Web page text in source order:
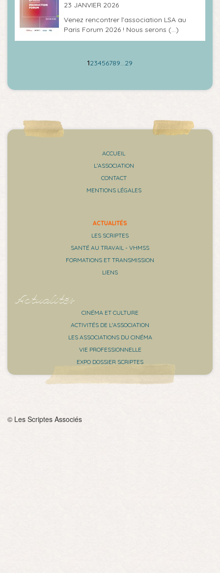
23 JANVIER 2026
Venez rencontrer l’association LSA au
Paris Forum 2026 ! Nous serons (…)
123456789…29
ACCUEIL
L’ASSOCIATION
CONTACT
MENTIONS LÉGALES
ACTUALITÉS
LES SCRIPTES
SANTÉ AU TRAVAIL - VHMSS
FORMATIONS ET TRANSMISSION
LIENS
Actualités
CINÉMA ET CULTURE
ACTIVITÉS DE L'ASSOCIATION
LES ASSOCIATIONS DU CINÉMA
VIE PROFESSIONNELLE
EXPO DOSSIER SCRIPTES
© Les Scriptes Associés